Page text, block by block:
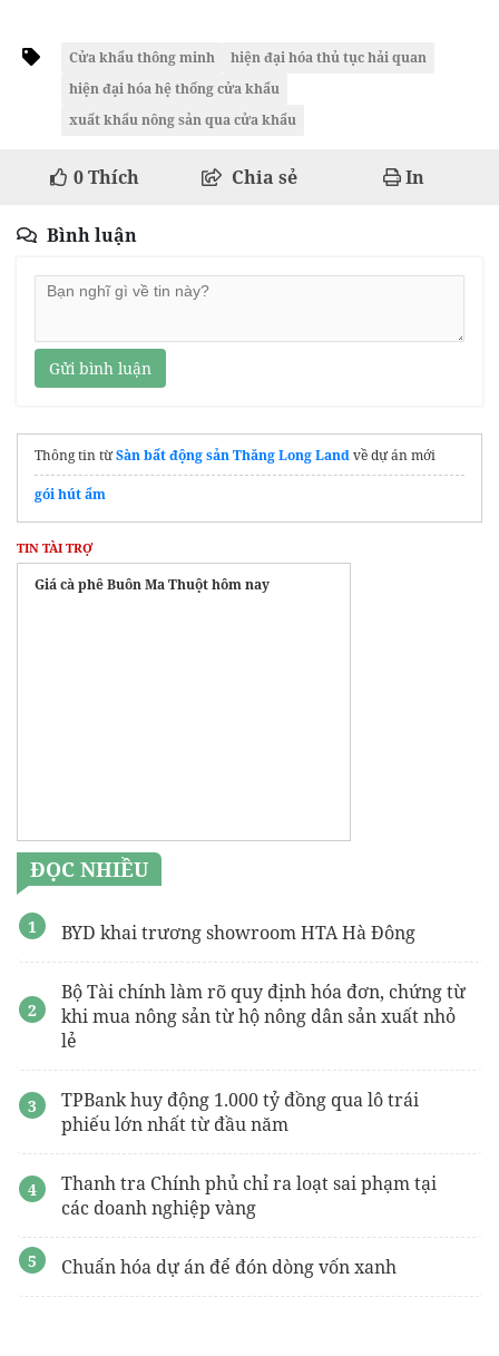
Cửa khẩu thông minh
hiện đại hóa thủ tục hải quan
hiện đại hóa hệ thống cửa khẩu
xuất khẩu nông sản qua cửa khẩu
0Thích Chia sẻ In
Bình luận
Gửi bình luận
Thông tin từSàn bất động sản Thăng Long Landvề dự án mới
gói hút ẩm
TIN TÀI TRỢ
Giá cà phê Buôn Ma Thuột hôm nay
ĐỌC NHIỀU
BYD khai trương showroom HTA Hà Đông
Bộ Tài chính làm rõ quy định hóa đơn, chứng từ
khi mua nông sản từ hộ nông dân sản xuất nhỏ
lẻ
TPBank huy động 1.000 tỷ đồng qua lô trái
phiếu lớn nhất từ đầu năm
Thanh tra Chính phủ chỉ ra loạt sai phạm tại
các doanh nghiệp vàng
Chuẩn hóa dự án để đón dòng vốn xanh